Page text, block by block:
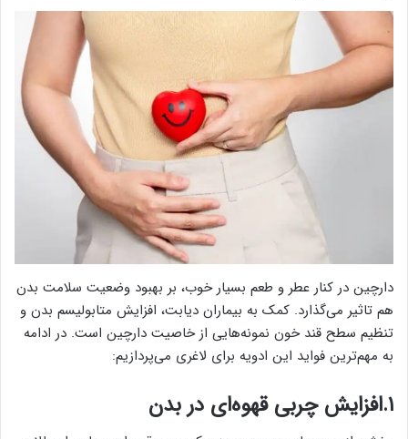
دارچین در کنار عطر و طعم بسیار خوب، بر بهبود وضعیت سلامت بدن
هم تاثیر می‌گذارد. کمک به بیماران دیابت، افزایش متابولیسم بدن و
تنظیم سطح قند خون نمونه‌هایی از خاصیت دارچین است. در ادامه
به مهم‌ترین فواید این ادویه برای لاغری می‌پردازیم:
۱.افزایش چربی قهوه‌ای در بدن